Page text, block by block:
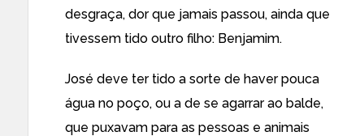
desgraça, dor que jamais passou, ainda que
tivessem tido outro filho: Benjamim.
José deve ter tido a sorte de haver pouca
água no poço, ou a de se agarrar ao balde,
que puxavam para as pessoas e animais